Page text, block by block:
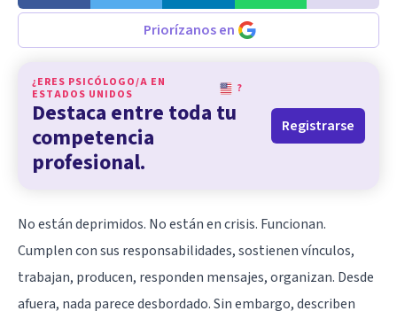
Priorízanos en
¿ERES PSICÓLOGO/A EN
ESTADOS UNIDOS
?
Destaca entre toda tu
competencia
profesional.
Registrarse
No están deprimidos. No están en crisis. Funcionan.
Cumplen con sus responsabilidades, sostienen vínculos,
trabajan, producen, responden mensajes, organizan. Desde
afuera, nada parece desbordado. Sin embargo, describen